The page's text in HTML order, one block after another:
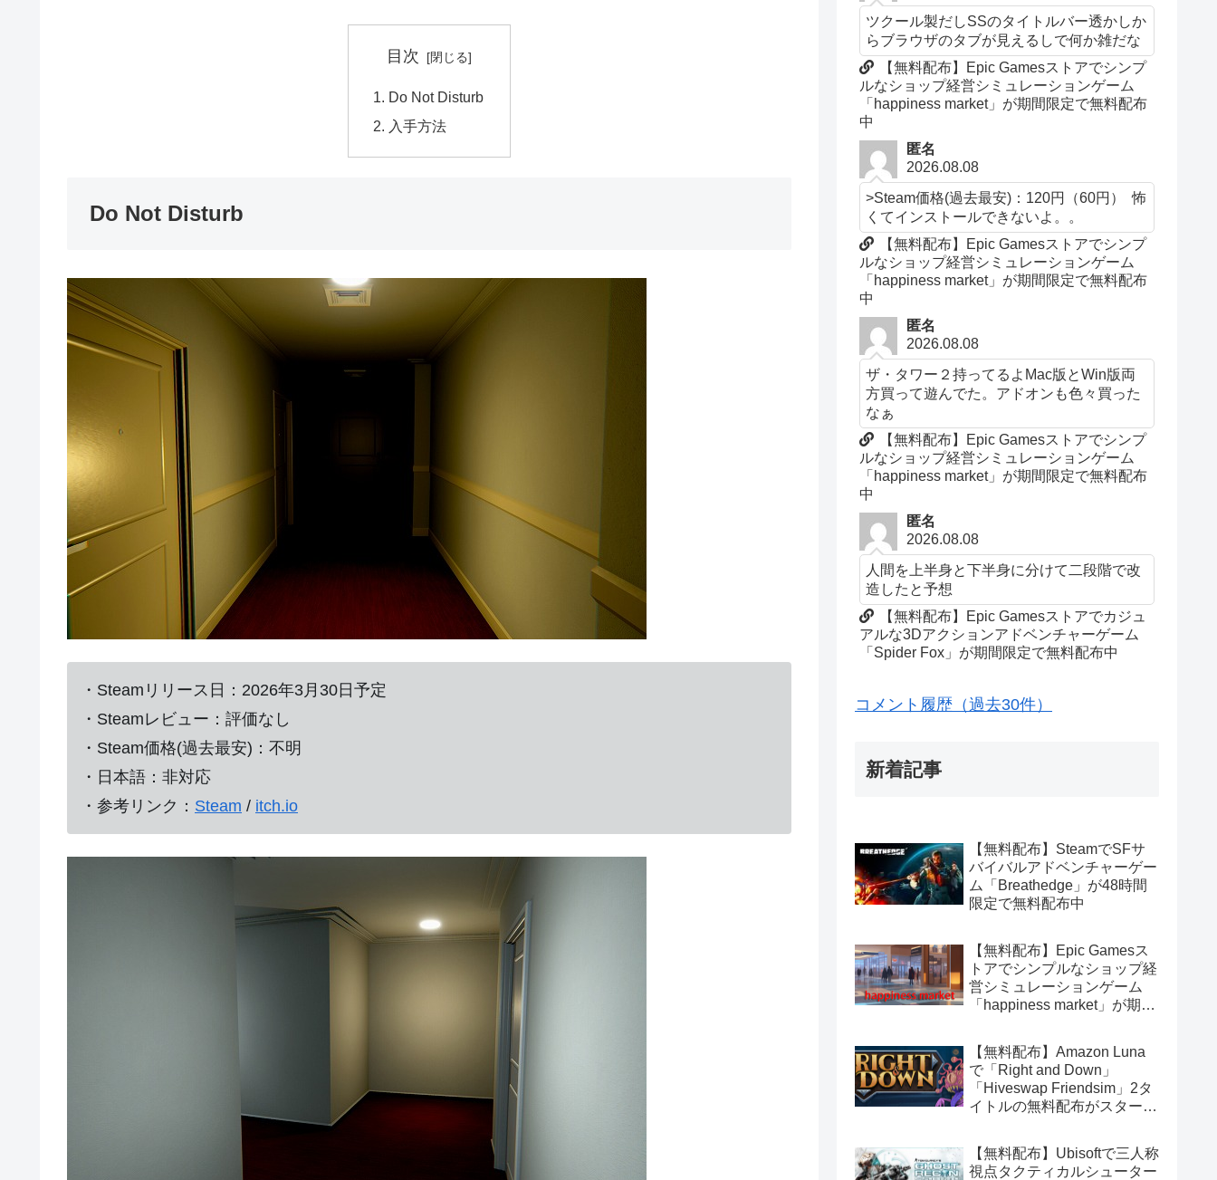
目次
Do Not Disturb
入手方法
Do Not Disturb
・Steamリリース日：2026年3月30日予定
・Steamレビュー：評価なし
・Steam価格(過去最安)：不明
・日本語：非対応
・参考リンク： Steam / itch.io
ツクール製だしSSのタイトルバー透かしか
らブラウザのタブが見えるしで何か雑だな
【無料配布】Epic Gamesストアでシンプ
ルなショップ経営シミュレーションゲーム
「happiness market」が期間限定で無料配布
中
匿名
2026.08.08
>Steam価格(過去最安)：120円（60円） 怖
くてインストールできないよ。。
【無料配布】Epic Gamesストアでシンプ
ルなショップ経営シミュレーションゲーム
「happiness market」が期間限定で無料配布
中
匿名
2026.08.08
ザ・タワー２持ってるよMac版とWin版両
方買って遊んでた。アドオンも色々買った
なぁ
【無料配布】Epic Gamesストアでシンプ
ルなショップ経営シミュレーションゲーム
「happiness market」が期間限定で無料配布
中
匿名
2026.08.08
人間を上半身と下半身に分けて二段階で改
造したと予想
【無料配布】Epic Gamesストアでカジュ
アルな3Dアクションアドベンチャーゲーム
「Spider Fox」が期間限定で無料配布中
コメント履歴（過去30件）
新着記事
【無料配布】SteamでSFサ
バイバルアドベンチャーゲー
ム「Breathedge」が48時間
限定で無料配布中
【無料配布】Epic Gamesス
トアでシンプルなショップ経
営シミュレーションゲーム
「happiness market」が期間
【無料配布】Amazon Luna
で「Right and Down」
「Hiveswap Friendsim」2タ
イトルの無料配布がスタート
【無料配布】Ubisoftで三人称
視点タクティカルシューター